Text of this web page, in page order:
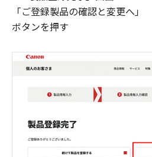
「ご登録製品の確認と変更へ」
ボタンを押す